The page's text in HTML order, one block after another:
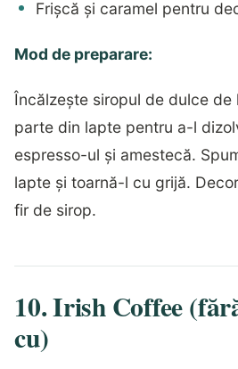
Frișcă și caramel pentru
Mod de preparare:
Încălzește siropul de dulce de
parte din lapte pentru a-l
espresso-ul și amestecă.
lapte și toarnă-l cu grijă.
fir de sirop.
10. Irish Coffee
cu)